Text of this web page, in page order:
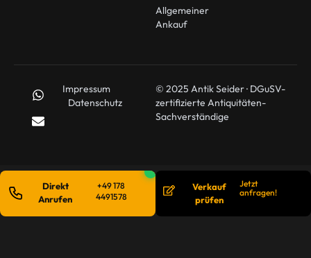
Allgemeiner
Ankauf
Impressum
Datenschutz
© 2025 Antik Seider · DGuSV-
zertifizierte Antiquitäten-
Sachverständige
Direkt
Anrufen
+49 178
4491578
Verkauf
prüfen
Jetzt
anfragen!